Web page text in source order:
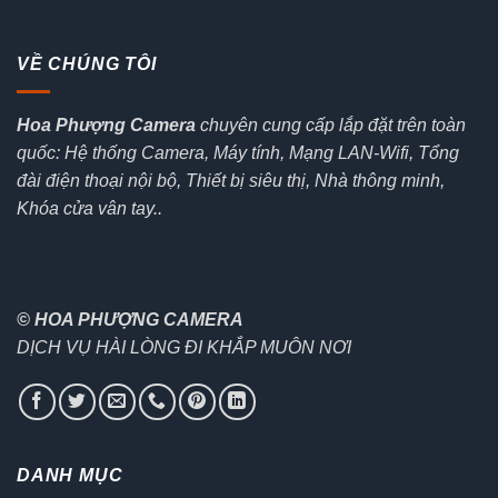
VỀ CHÚNG TÔI
Hoa Phượng Camera chuyên cung cấp lắp đặt trên toàn
quốc: Hệ thống Camera, Máy tính, Mạng LAN-Wifi, Tổng
đài điện thoại nội bộ, Thiết bị siêu thị, Nhà thông minh,
Khóa cửa vân tay..
© HOA PHƯỢNG CAMERA
DỊCH VỤ HÀI LÒNG ĐI KHẮP MUÔN NƠI
DANH MỤC